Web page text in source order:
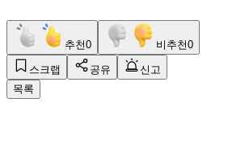
추천0 비추천0
스크랩 공유
신고
목록